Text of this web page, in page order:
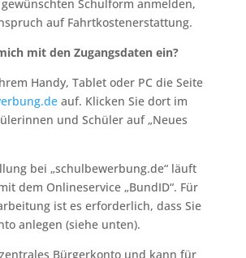
Schulform anmelden,
auf Fahrtkostenerstattung.
mit den Zugangsdaten ein?
Handy, Tablet oder PC die Seite
auf. Klicken Sie dort im
und Schüler auf „Neues
bei „schulbewerbung.de“ läuft
dem Onlineservice „BundID“. Für
ist es erforderlich, dass Sie
anlegen (siehe unten).
Bürgerkonto und kann für